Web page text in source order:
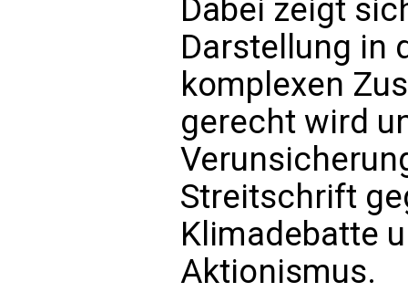
Dabei zeigt
Darstellung in
komplexen
gerecht wird
Streitschrift
Klimadebatte
Aktionismus.